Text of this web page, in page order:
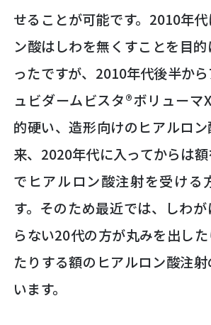
せることが可能です。2010年
ン酸はしわを無くすことを目
ったですが、2010年代後半か
ュビダームビスタ®ボリューマ
的硬い、造形向けのヒアルロ
来、2020年代に入ってからは
でヒアルロン酸注射を受ける
す。そのため最近では、しわ
らない20代の方が丸みを出し
たりする額のヒアルロン酸注
います。